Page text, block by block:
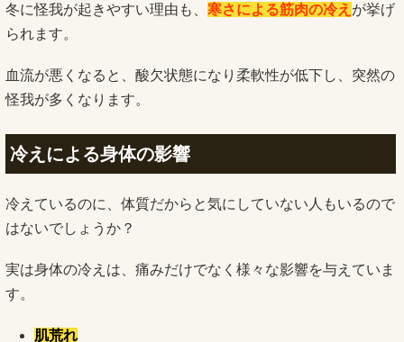
冬に怪我が起きやすい理由も、 寒さによる筋肉の冷え が挙げ
られます。
血流が悪くなると、酸欠状態になり柔軟性が低下し、突然の
怪我が多くなります。
冷えによる身体の影響
冷えているのに、体質だからと気にしていない人もいるので
はないでしょうか？
実は身体の冷えは、痛みだけでなく様々な影響を与えていま
す。
肌荒れ